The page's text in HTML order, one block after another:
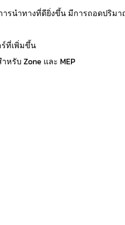
รนำทางที่ดียิ่งขึ้น มีการถอดปริม
ที่เพิ่มขึ้น
รับ Zone และ MEP